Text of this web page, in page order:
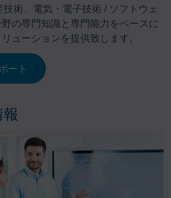
術、電気・電子技術 / ソフトウェ
の専門知識と専門能力をベースに
ューションを提供致します。
ート